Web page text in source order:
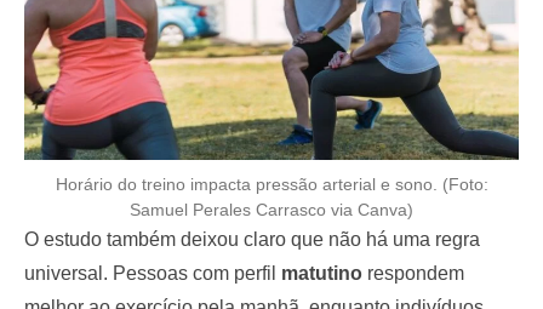
Horário do treino impacta pressão arterial e sono. (Foto:
Samuel Perales Carrasco via Canva)
O estudo também deixou claro que não há uma regra
universal. Pessoas com perfil matutino respondem